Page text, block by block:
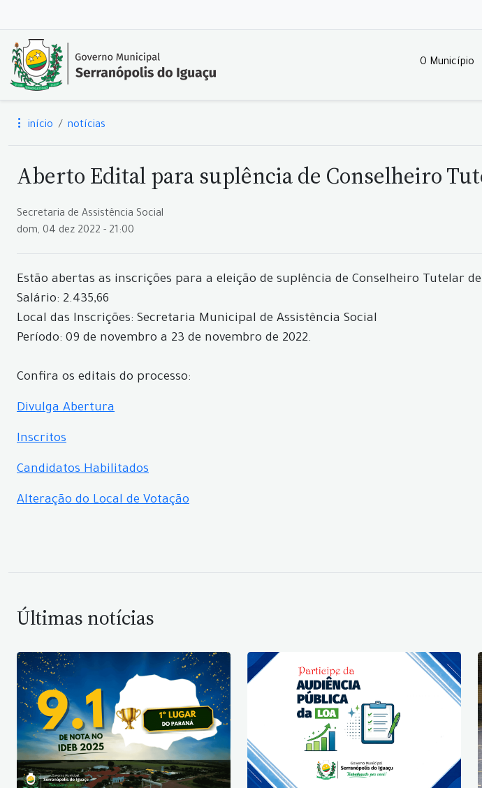
O Município
início notícias
Aberto Edital para suplência de Conselheiro
Secretaria de Assistência Social
dom, 04 dez 2022 - 21:00
Estão abertas as inscrições para a eleição de suplência de Conselheiro Tutelar
Salário: 2.435,66
Local das Inscrições: Secretaria Municipal de Assistência Social
Período: 09 de novembro a 23 de novembro de 2022.
Confira os editais do processo:
Divulga Abertura
Inscritos
Candidatos Habilitados
Alteração do Local de Votação
Últimas notícias